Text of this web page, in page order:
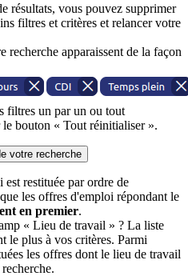
résultats, vous pouvez supprimer
filtres et critères et relancer votre
recherche apparaissent de la façon
filtres un par un ou tout
bouton « Tout réinitialiser ».
votre recherche
restituée par ordre de
les offres d'emploi répondant le
en premier.
« Lieu de travail » ? La liste
le plus à vos critères. Parmi
les offres dont le lieu de travail